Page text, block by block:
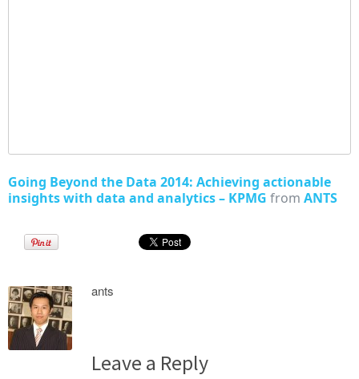
Going Beyond the Data 2014: Achieving actionable
insights with data and analytics – KPMG from ANTS
ants
Leave a Reply